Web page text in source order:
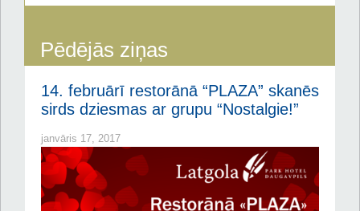
Pēdējās ziņas
14. februārī restorānā “PLAZA” skanēs
sirds dziesmas ar grupu “Nostalgie!”
janvāris 17, 2017